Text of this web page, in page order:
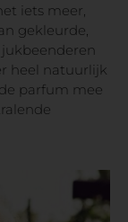
iets meer,
gekleurde,
heel natuurlijk
parfum mee